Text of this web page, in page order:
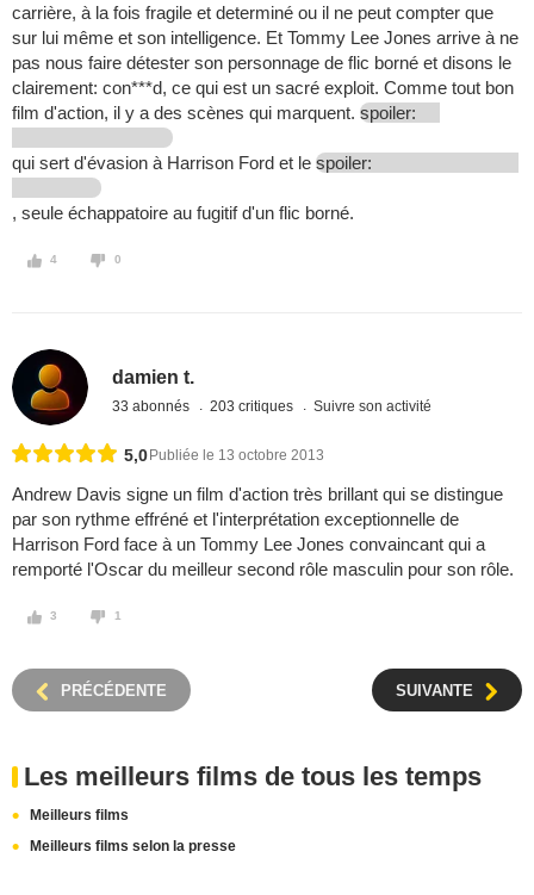
carrière, à la fois fragile et determiné ou il ne peut compter que
sur lui même et son intelligence. Et Tommy Lee Jones arrive à ne
pas nous faire détester son personnage de flic borné et disons le
clairement: con***d, ce qui est un sacré exploit. Comme tout bon
film d'action, il y a des scènes qui marquent. spoiler:
qui sert d'évasion à Harrison Ford et le spoiler:
, seule échappatoire au fugitif d'un flic borné.
4 0
damien t.
33 abonnés 203 critiques Suivre son activité
5,0 Publiée le 13 octobre 2013
Andrew Davis signe un film d'action très brillant qui se distingue
par son rythme effréné et l'interprétation exceptionnelle de
Harrison Ford face à un Tommy Lee Jones convaincant qui a
remporté l'Oscar du meilleur second rôle masculin pour son rôle.
3 1
PRÉCÉDENTE SUIVANTE
Les meilleurs films de tous les temps
Meilleurs films
Meilleurs films selon la presse